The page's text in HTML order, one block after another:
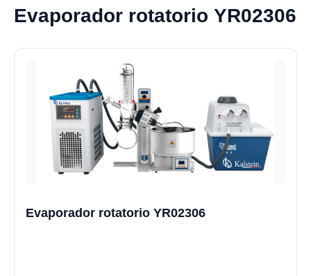
Evaporador rotatorio YR02306
Evaporador rotatorio YR02306